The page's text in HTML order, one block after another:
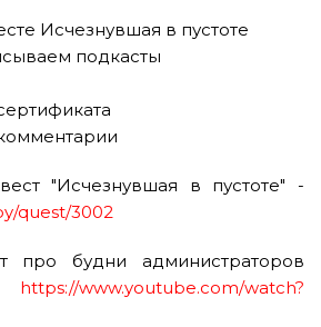
Исчезнувшая в пустоте
подкасты
"Исчезнувшая в пустоте" -
quest/3002
про будни администраторов
https://www.youtube.com/watch?